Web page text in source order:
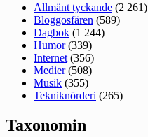
Allmänt tyckande (2 261)
Bloggosfären (589)
Dagbok (1 244)
Humor(339)
Internet (356)
Medier(508)
Musik (355)
Tekniknörderi (265)
Taxonomin